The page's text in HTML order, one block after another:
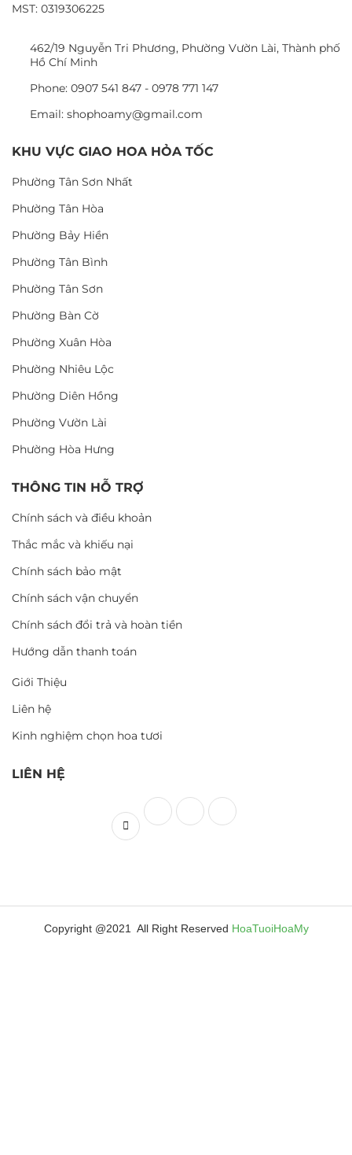
MST: 0319306225
462/19 Nguyễn Tri Phương, Phường Vườn Lài, Thành phố
Hồ Chí Minh
Phone: 0907 541 847 - 0978 771 147
Email: shophoamy@gmail.com
KHU VỰC GIAO HOA HỎA TỐC
Phường Tân Sơn Nhất
Phường Tân Hòa
Phường Bảy Hiền
Phường Tân Bình
Phường Tân Sơn
Phường Bàn Cờ
Phường Xuân Hòa
Phường Nhiêu Lộc
Phường Diên Hồng
Phường Vườn Lài
Phường Hòa Hưng
THÔNG TIN HỖ TRỢ
Chính sách và điều khoản
Thắc mắc và khiếu nại
Chính sách bảo mật
Chính sách vận chuyển
Chính sách đổi trả và hoàn tiền
Hướng dẫn thanh toán
Giới Thiệu
Liên hệ
Kinh nghiệm chọn hoa tươi
LIÊN HỆ
Copyright @2021 All Right Reserved HoaTuoiHoaMy